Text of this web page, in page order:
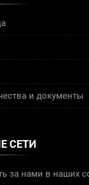
и документы
СЕТИ
за нами в наших